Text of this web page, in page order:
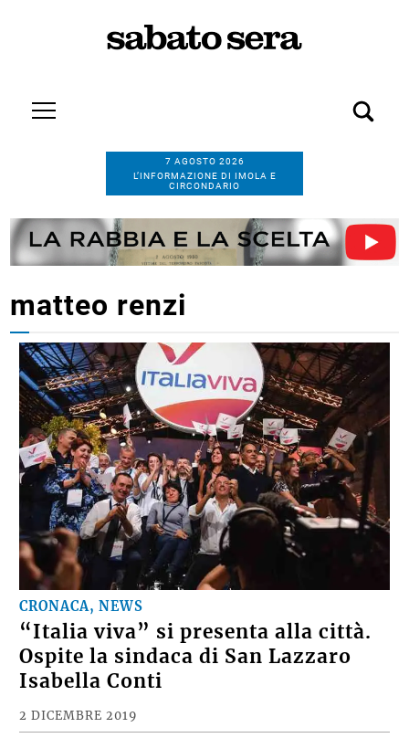
7 AGOSTO 2026
L’INFORMAZIONE DI IMOLA E
CIRCONDARIO
matteo renzi
CRONACA, NEWS
“Italia viva” si presenta alla città.
Ospite la sindaca di San Lazzaro
Isabella Conti
2 DICEMBRE 2019